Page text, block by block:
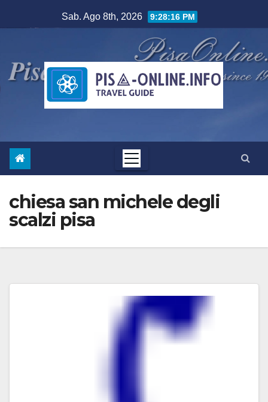
al
Sab. Ago 8th, 2026 9:28:17 PM
chiesa san michele degli
scalzi pisa